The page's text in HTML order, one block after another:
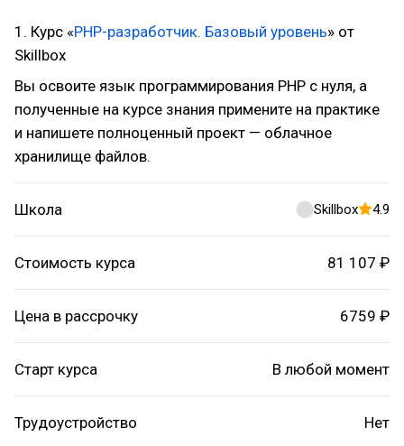
1. Курс «PHP-разработчик. Базовый уровень» от
Skillbox
Вы освоите язык программирования PHP с нуля, а
полученные на курсе знания примените на практике
и напишете полноценный проект — облачное
хранилище файлов.
Школа Skillbox 4.9
Стоимость курса 81 107 ₽
Цена в рассрочку 6759 ₽
Старт курса В любой момент
Трудоустройство Нет